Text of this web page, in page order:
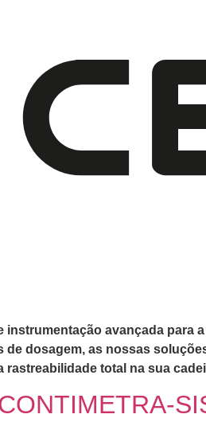
instrumentação avançada para
de dosagem, as nossas
rastreabilidade total na sua